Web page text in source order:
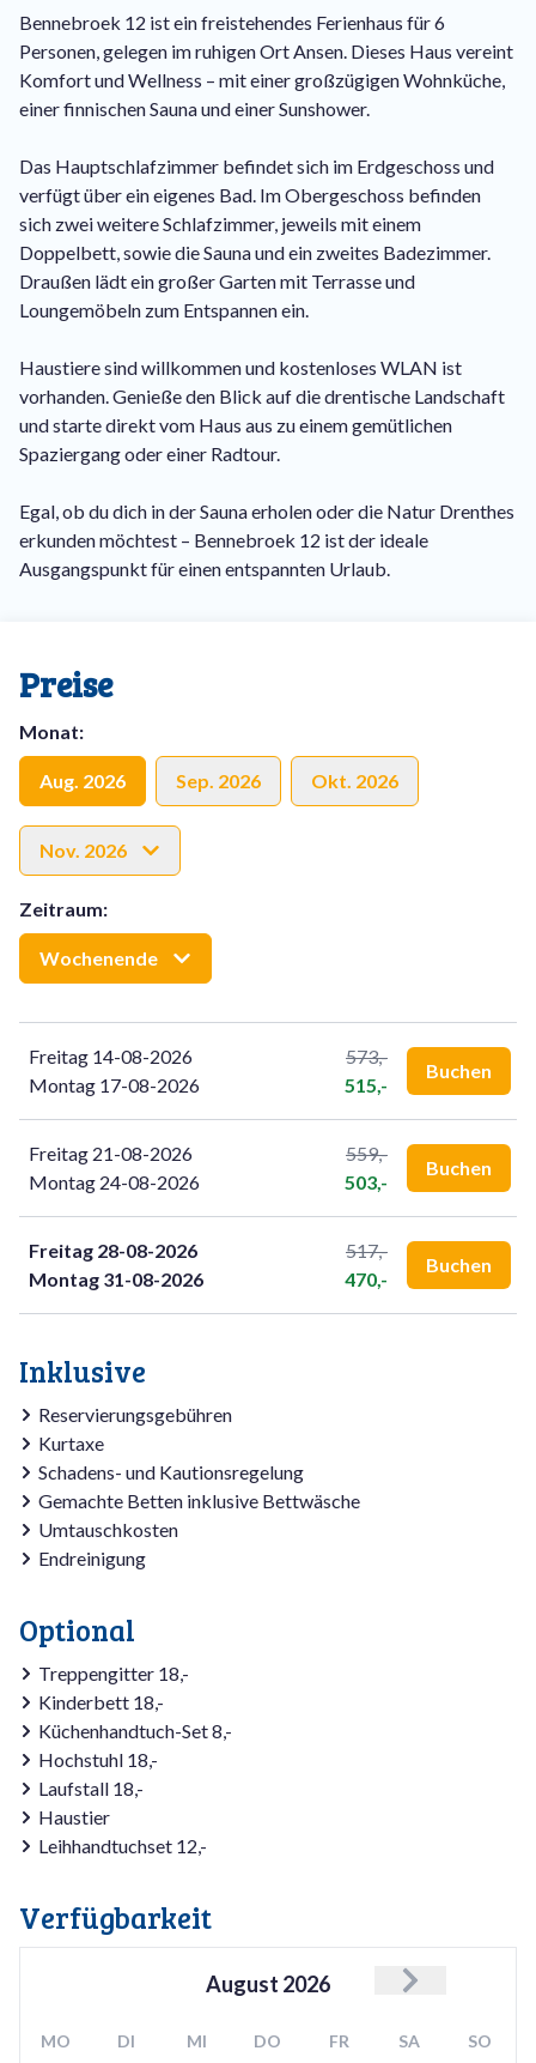
Bennebroek 12 ist ein freistehendes Ferienhaus für 6
Personen, gelegen im ruhigen Ort Ansen. Dieses Haus vereint
Komfort und Wellness – mit einer großzügigen Wohnküche,
einer finnischen Sauna und einer Sunshower.
Das Hauptschlafzimmer befindet sich im Erdgeschoss und
verfügt über ein eigenes Bad. Im Obergeschoss befinden
sich zwei weitere Schlafzimmer, jeweils mit einem
Doppelbett, sowie die Sauna und ein zweites Badezimmer.
Draußen lädt ein großer Garten mit Terrasse und
Loungemöbeln zum Entspannen ein.
Haustiere sind willkommen und kostenloses WLAN ist
vorhanden. Genieße den Blick auf die drentische Landschaft
und starte direkt vom Haus aus zu einem gemütlichen
Spaziergang oder einer Radtour.
Egal, ob du dich in der Sauna erholen oder die Natur Drenthes
erkunden möchtest – Bennebroek 12 ist der ideale
Ausgangspunkt für einen entspannten Urlaub.
Preise
Monat:
Aug. 2026 Sep. 2026 Okt. 2026
Nov. 2026
Zeitraum:
Wochenende
Freitag 14-08-2026
Montag 17-08-2026
573,-
515,-
Buchen
Freitag 21-08-2026
Montag 24-08-2026
559,-
503,-
Buchen
Freitag 28-08-2026
Montag 31-08-2026
517,-
470,-
Buchen
Inklusive
Reservierungsgebühren
Kurtaxe
Schadens- und Kautionsregelung
Gemachte Betten inklusive Bettwäsche
Umtauschkosten
Endreinigung
Optional
Treppengitter 18,-
Kinderbett 18,-
Küchenhandtuch-Set 8,-
Hochstuhl 18,-
Laufstall 18,-
Haustier
Leihhandtuchset 12,-
Verfügbarkeit
August 2026
MO DI MI DO FR SA SO